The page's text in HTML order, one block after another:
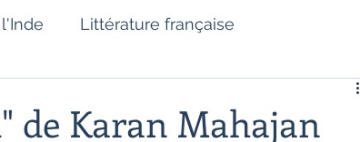
Littérature française
de Karan Mahajan